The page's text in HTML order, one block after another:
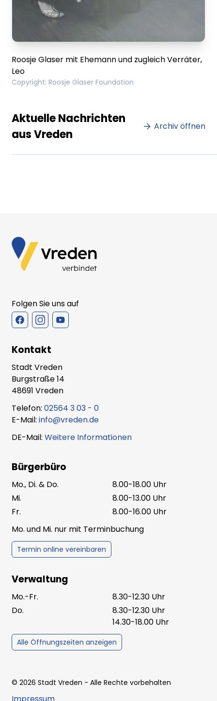
Roosje Glaser mit Ehemann und zugleich Verräter,
Leo
Copyright: Roosje Glaser Foundation
Aktuelle Nachrichten
aus Vreden
Archiv öffnen
Lorem ipsum Lorem ipsum
Folgen Sie uns auf
Kontakt
Stadt Vreden
Burgstraße 14
48691 Vreden
Telefon: 02564 3 03 - 0
E-Mail: info@vreden.de
DE-Mail: Weitere Informationen
Bürgerbüro
Mo., Di. & Do.
8.00-18.00 Uhr
Mi.
8.00-13.00 Uhr
Fr.
8.00-16.00 Uhr
Mo. und Mi. nur mit Terminbuchung
Termin online vereinbaren
Verwaltung
Mo.-Fr.
8.30-12.30 Uhr
Do.
8.30-12.30 Uhr
14.30-18.00 Uhr
Alle Öffnungszeiten anzeigen
© 2026 Stadt Vreden - Alle Rechte vorbehalten